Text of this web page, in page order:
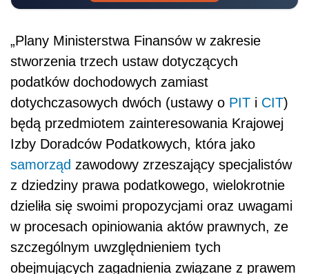
„Plany Ministerstwa Finansów w zakresie
stworzenia trzech ustaw dotyczących
podatków dochodowych zamiast
dotychczasowych dwóch (ustawy o PIT i CIT)
będą przedmiotem zainteresowania Krajowej
Izby Doradców Podatkowych, która jako
samorząd zawodowy zrzeszający specjalistów
z dziedziny prawa podatkowego, wielokrotnie
dzieliła się swoimi propozycjami oraz uwagami
w procesach opiniowania aktów prawnych, ze
szczególnym uwzględnieniem tych
obejmujących zagadnienia związane z prawem